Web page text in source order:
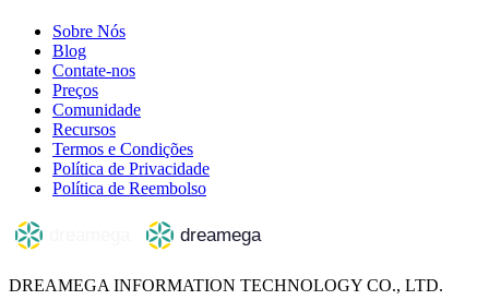
Sobre Nós
Blog
Contate-nos
Preços
Comunidade
Recursos
Termos e Condições
Política de Privacidade
Política de Reembolso
DREAMEGA INFORMATION TECHNOLOGY CO., LTD.